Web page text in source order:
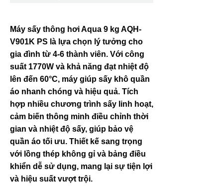
Máy sấy thông hơi Aqua 9 kg AQH-
V901K PS là lựa chọn lý tưởng cho
gia đình từ 4-6 thành viên. Với công
suất 1770W và khả năng đạt nhiệt độ
lên đến 60°C, máy giúp sấy khô quần
áo nhanh chóng và hiệu quả. Tích
hợp nhiều chương trình sấy linh hoạt,
cảm biến thông minh điều chỉnh thời
gian và nhiệt độ sấy, giúp bảo vệ
quần áo tối ưu. Thiết kế sang trọng
với lồng thép không gỉ và bảng điều
khiển dễ sử dụng, mang lại sự tiện lợi
và hiệu suất vượt trội.